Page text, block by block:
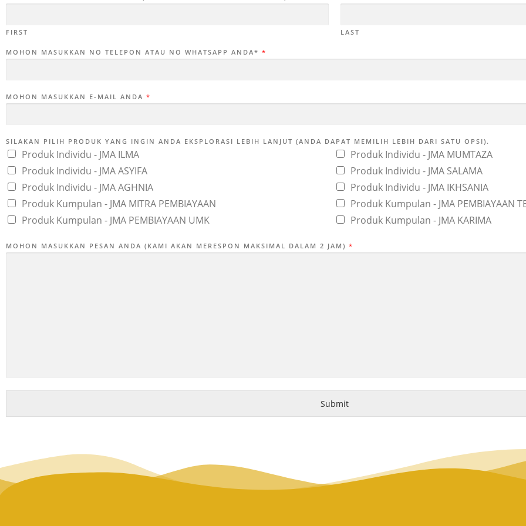
FIRST LAST
MOHON MASUKKAN NO TELEPON ATAU NO WHATSAPP ANDA* *
MOHON MASUKKAN E-MAIL ANDA *
SILAKAN PILIH PRODUK YANG INGIN ANDA EKSPLORASI LEBIH LANJUT (ANDA DAPAT MEMILIH LEBIH DARI SATU OPSI).
Produk Individu - JMA ILMA
Produk Individu - JMA MUMTAZA
Produk Individu - JMA ASYIFA
Produk Individu - JMA SALAMA
Produk Individu - JMA AGHNIA
Produk Individu - JMA IKHSANIA
Produk Kumpulan - JMA MITRA PEMBIAYAAN
Produk Kumpulan - JMA PEMBIAYAAN
Produk Kumpulan - JMA PEMBIAYAAN UMK
Produk Kumpulan - JMA KARIMA
MOHON MASUKKAN PESAN ANDA (KAMI AKAN MERESPON MAKSIMAL DALAM 2 JAM) *
Submit